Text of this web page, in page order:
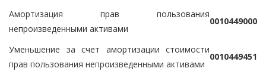
Амортизация прав пользования
непроизведенными активами
0010449000
Уменьшение за счет амортизации стоимости
прав пользования непроизведенными активами
0010449451